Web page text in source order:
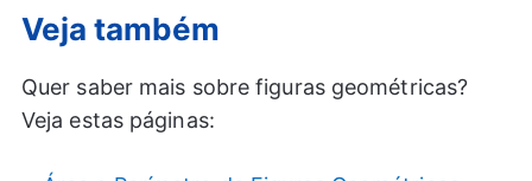
Veja também
Quer saber mais sobre figuras geométricas?
Veja estas páginas: